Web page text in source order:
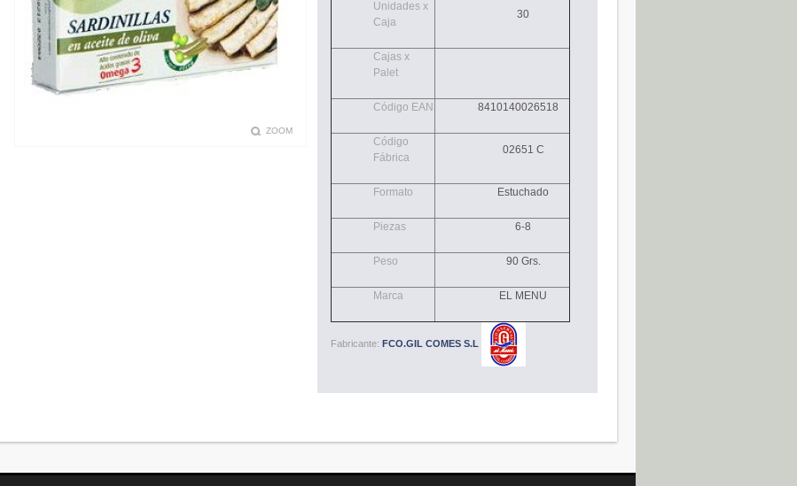
ZOOM
Unidades x
Caja
30
Cajas x
Palet
Código EAN 8410140026518
Código
Fábrica
02651 C
Formato Estuchado
Piezas 6-8
Peso 90 Grs.
Marca EL MENU
Fabricante: FCO.GIL COMES S.L